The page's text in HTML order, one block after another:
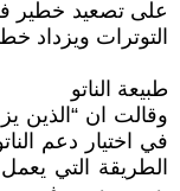
على تصعيد خطير
التوترات
طبيعة الناتو
وقالت ان “الذين
في اختيار دعم
الطريقة التي